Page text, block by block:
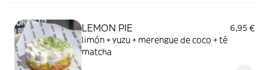
LEMON PIE
6,95 €
limón + yuzu + merengue de coco + té
matcha